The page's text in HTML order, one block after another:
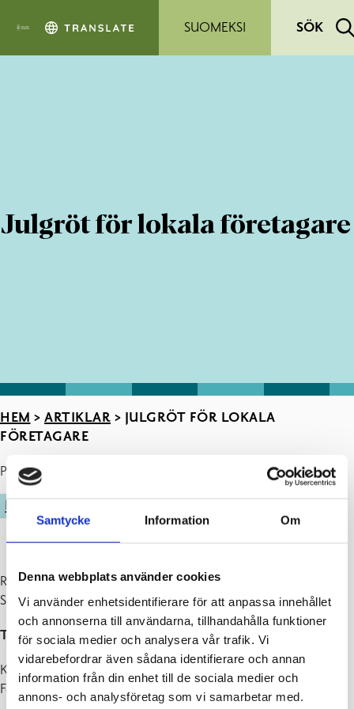
Samtycke Information Om
Denna webbplats använder cookies
Vi använder enhetsidentifierare för att anpassa innehållet
och annonserna till användarna, tillhandahålla funktioner
för sociala medier och analysera vår trafik. Vi
vidarebefordrar även sådana identifierare och annan
information från din enhet till de sociala medier och
annons- och analysföretag som vi samarbetar med.
SUOMEKSI
SÖK
Julgröt för lokala företagare
HEM > ARTIKLAR > JULGRÖT FÖR LOKALA
FÖRETAGARE
Publicerad : 23.11.2023
FÖRETAGANDE
Raseborgs stad bjuder på julgröt för lokala företagare i Café
Schjerfbeck, Ekenäs (Järnvägsstationens väntesal).
Tisdag 19.12.2023 kl. 7.30-9.30.
Kom och träffa Raseborgs stads representanter, styrelsen för
Företagarna i Raseborg och andra företagare!